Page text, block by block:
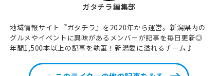
ガタチラ編集部
地域情報サイト『ガタチラ』を2020年から運営。新潟県内の
グルメやイベントに興味があるメンバーが記事を毎日更新◎
年間1,500本以上の記事を執筆！新潟愛に溢れるチーム♪